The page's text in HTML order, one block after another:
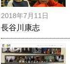
2018年7月11日
長谷川康志